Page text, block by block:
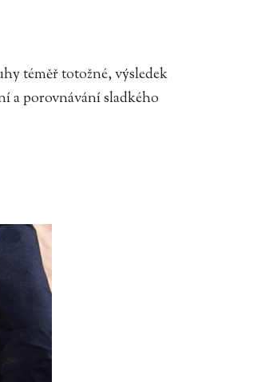
téměř totožné, výsledek
a porovnávání sladkého